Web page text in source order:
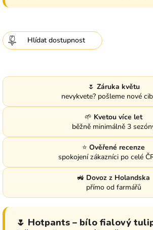
Hlídat
🌷 Záruka květu
nevykvete? pošleme nové
🌱 Kvetou více let
běžně minimálně 3
⭐ Ověřené recenze
spokojení zákazníci po celé
🚜 Dovoz z Holandska
přímo od farmářů
🌷 Hotpants – bílo fialový